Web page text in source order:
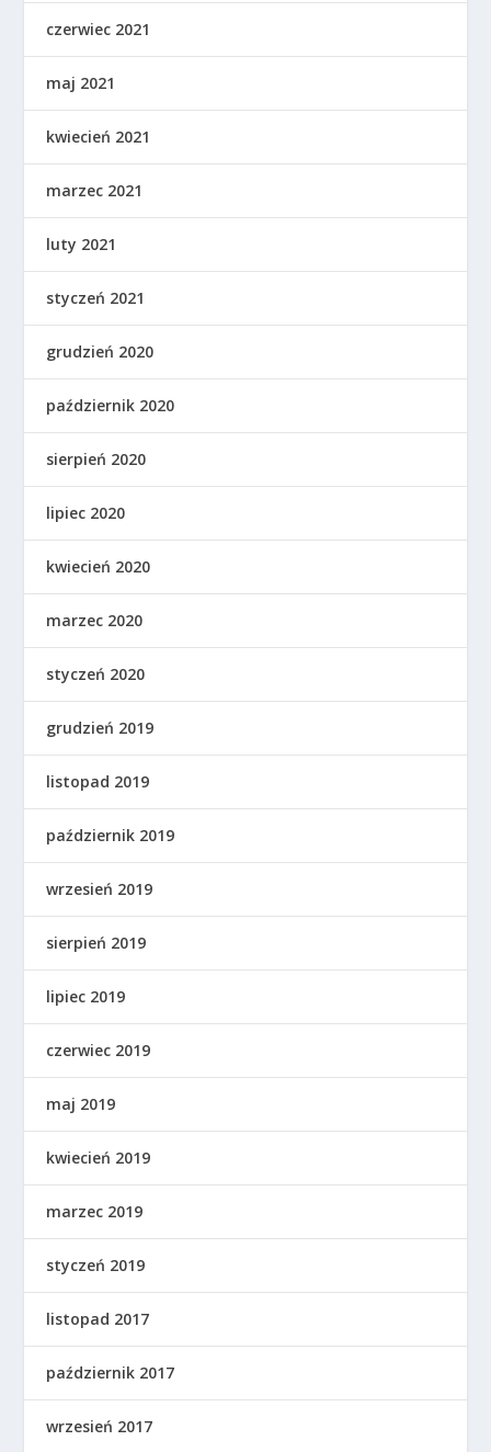
czerwiec 2021
maj 2021
kwiecień 2021
marzec 2021
luty 2021
styczeń 2021
grudzień 2020
październik 2020
sierpień 2020
lipiec 2020
kwiecień 2020
marzec 2020
styczeń 2020
grudzień 2019
listopad 2019
październik 2019
wrzesień 2019
sierpień 2019
lipiec 2019
czerwiec 2019
maj 2019
kwiecień 2019
marzec 2019
styczeń 2019
listopad 2017
październik 2017
wrzesień 2017